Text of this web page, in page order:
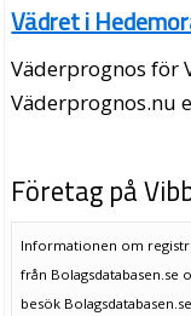
Vädret i
Väderprognos för
Väderprognos.nu
Företag på
Informationen om
från Bolagsdatabasen.se
besök Bolagsdatabasen.se